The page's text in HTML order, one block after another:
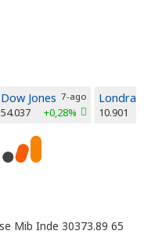
Dow Jones 7-ago
54.037 +0,28%
Londra
10.901
Mib Inde 30373.89 65